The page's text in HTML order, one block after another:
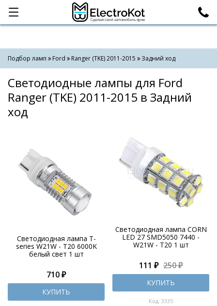
Категории Поиск
Подбор ламп Ford Ranger (TKE) 2011-2015 Задний ход
Светодиодные лампы для Ford
Ranger (TKE) 2011-2015 в Задний
ход
Светодиодная лампа T-
series W21W - T20 6000K
белый свет 1 шт
710 ₽
КУПИТЬ
Светодиодная лампа CORN
LED 27 SMD5050 7440 -
W21W - T20 1 шт
111 ₽ 250 ₽
КУПИТЬ
Код: 3335